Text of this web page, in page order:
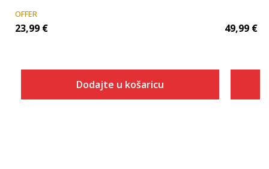
OFFER
23,99 €
Dodajte u košaricu
49,99 €